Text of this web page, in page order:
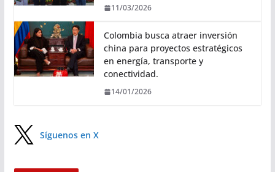
11/03/2026
Colombia busca atraer inversión
china para proyectos estratégicos
en energía, transporte y
conectividad.
14/01/2026
Síguenos en X